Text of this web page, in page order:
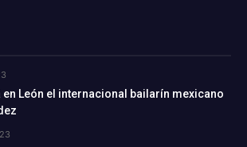
en León el internacional bailarín mexicano